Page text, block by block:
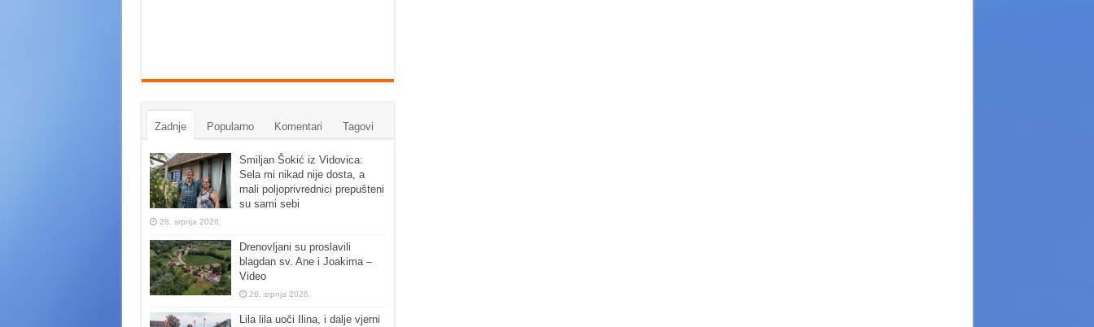
Zadnje Popularno Komentari Tagovi
Smiljan Šokić iz Vidovica:
Sela mi nikad nije dosta, a
mali poljoprivrednici prepušteni
su sami sebi
28. srpnja 2026.
Drenovljani su proslavili
blagdan sv. Ane i Joakima –
Video
26. srpnja 2026.
Lila lila uoči Ilina, i dalje vjerni